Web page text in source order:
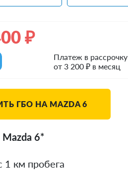
₽
Платеж в рассрочку
от 3 200 ₽ в месяц
ГБО НА MAZDA 6
6*
1 км пробега